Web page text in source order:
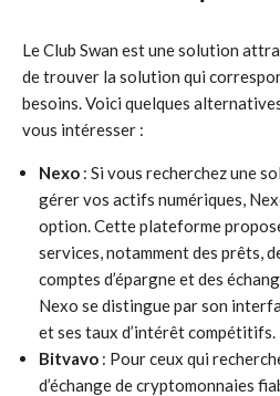
Le Club Swan est une solution
de trouver la solution qui
besoins. Voici quelques
vous intéresser :
Nexo : Si vous recherchez une
gérer vos actifs numériques,
option. Cette plateforme
services, notamment des prêts,
comptes d’épargne et des
Nexo se distingue par son
et ses taux d’intérêt compétitifs.
Bitvavo : Pour ceux qui
d’échange de cryptomonnaies